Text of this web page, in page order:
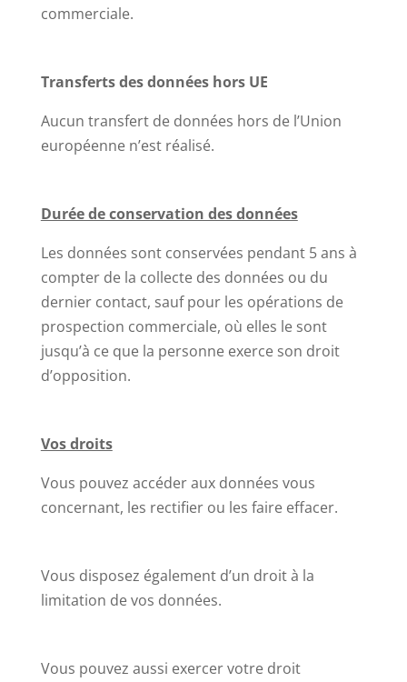
commerciale.
Transferts des données hors UE
Aucun transfert de données hors de l’Union
européenne n’est réalisé.
Durée de conservation des données
Les données sont conservées pendant 5 ans à
compter de la collecte des données ou du
dernier contact, sauf pour les opérations de
prospection commerciale, où elles le sont
jusqu’à ce que la personne exerce son droit
d’opposition.
Vos droits
Vous pouvez accéder aux données vous
concernant, les rectifier ou les faire effacer.
Vous disposez également d’un droit à la
limitation de vos données.
Vous pouvez aussi exercer votre droit